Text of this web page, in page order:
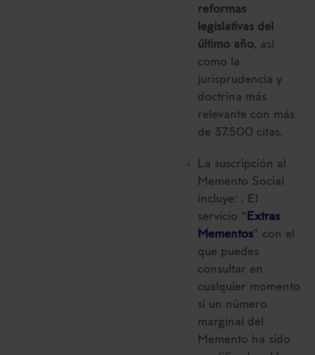
reformas
legislativas del
último año, así
como la
jurisprudencia y
doctrina más
relevante con más
de 37.500 citas.
La suscripción al
Memento Social
incluye: . El
servicio “Extras
Mementos” con el
que puedes
consultar en
cualquier momento
si un número
marginal del
Memento ha sido